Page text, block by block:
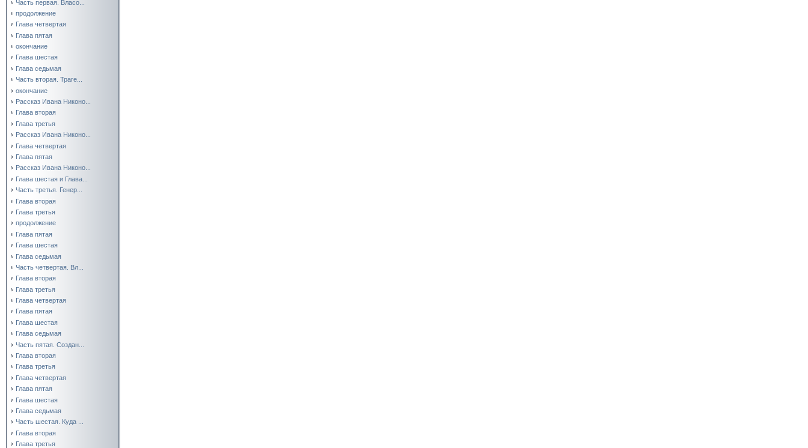
Часть первая. Власо...
продолжение
Глава четвертая
Глава пятая
окончание
Глава шестая
Глава седьмая
Часть вторая. Траге...
окончание
Рассказ Ивана Никоно...
Глава вторая
Глава третья
Рассказ Ивана Никоно...
Глава четвертая
Глава пятая
Рассказ Ивана Никоно...
Глава шестая и Глава...
Часть третья. Генер...
Глава вторая
Глава третья
продолжение
Глава пятая
Глава шестая
Глава седьмая
Часть четвертая. Вл...
Глава вторая
Глава третья
Глава четвертая
Глава пятая
Глава шестая
Глава седьмая
Часть пятая. Создан...
Глава вторая
Глава третья
Глава четвертая
Глава пятая
Глава шестая
Глава седьмая
Часть шестая. Куда ...
Глава вторая
Глава третья